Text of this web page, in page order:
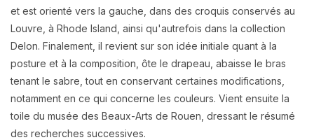
et est orienté vers la gauche, dans des croquis conservés au
Louvre, à Rhode Island, ainsi qu'autrefois dans la collection
Delon. Finalement, il revient sur son idée initiale quant à la
posture et à la composition, ôte le drapeau, abaisse le bras
tenant le sabre, tout en conservant certaines modifications,
notamment en ce qui concerne les couleurs. Vient ensuite la
toile du musée des Beaux-Arts de Rouen, dressant le résumé
des recherches successives.